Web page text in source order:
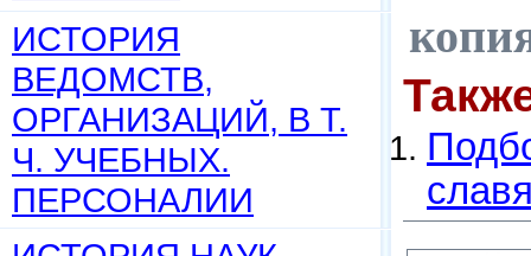
ИСТОРИЯ
ВЕДОМСТВ,
ОРГАНИЗАЦИЙ, В Т.
Ч. УЧЕБНЫХ.
ПЕРСОНАЛИИ